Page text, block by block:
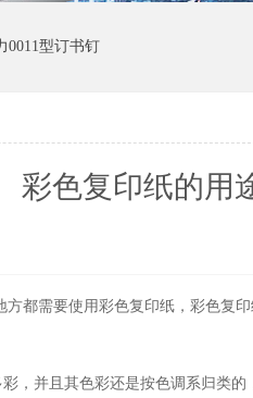
0011型订书钉
彩色复印纸的用
方都需要使用彩色复印纸，彩色复
，并且其色彩还是按色调系归类